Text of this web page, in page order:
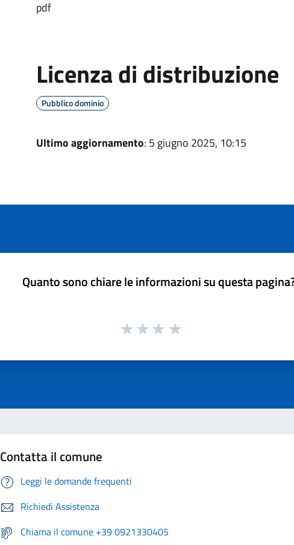
pdf
Licenza di distribuzione
Pubblico dominio
Ultimo aggiornamento: 5 giugno 2025, 10:15
Quanto sono chiare le informazioni su questa
Contatta il comune
Leggi le domande frequenti
Richiedi Assistenza
Chiama il comune +39 0921330405